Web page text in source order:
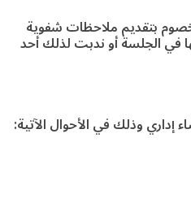
بتقديم ملاحظات شفوية
في الجلسة أو ندبت لذلك أحد
إداري وذلك في الأحوال الآتية: